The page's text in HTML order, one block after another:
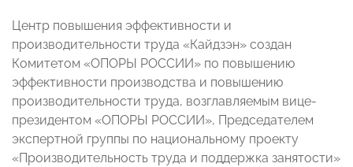
Центр повышения эффективности и
производительности труда «Кайдзэн» создан
Комитетом «ОПОРЫ РОССИИ» по повышению
эффективности производства и повышению
производительности труда, возглавляемым вице-
президентом «ОПОРЫ РОССИИ», Председателем
экспертной группы по национальному проекту
«Производительность труда и поддержка занятости»